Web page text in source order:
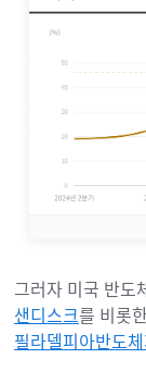
그러자 미국 반도
샌디스크를 비롯
필라델피아반도